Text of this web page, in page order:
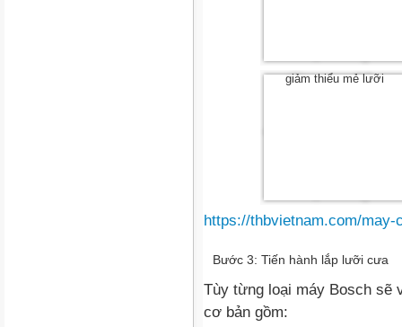
giảm thiểu mẻ lưỡi
https://thbvietnam.com/may-
Bước 3: Tiến hành lắp lưỡi cưa
Tùy từng loại máy Bosch sẽ
cơ bản gồm: